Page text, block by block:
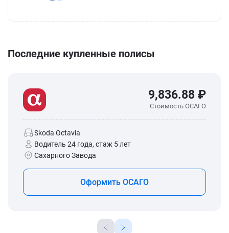
Последние купленные полисы
9,836.88 ₽
Стоимость ОСАГО
Skoda Octavia
Водитель 24 года, стаж 5 лет
Сахарного Завода
Оформить ОСАГО